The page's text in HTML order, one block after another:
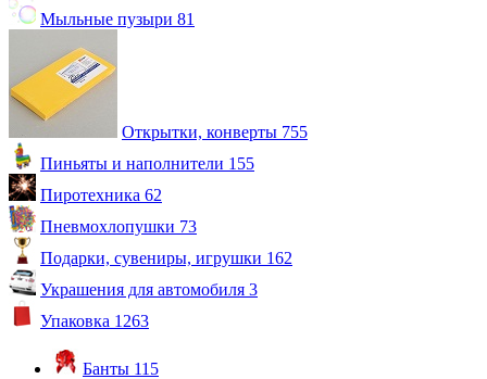
Мыльные пузыри 81
Открытки, конверты 755
Пиньяты и наполнители 155
Пиротехника 62
Пневмохлопушки 73
Подарки, сувениры, игрушки 162
Украшения для автомобиля 3
Упаковка 1263
Банты 115